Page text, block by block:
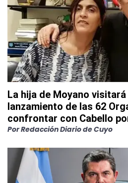
La hija de Moyano
lanzamiento de las 62
confrontar con Cabello
PorRedacción Diario de Cuyo